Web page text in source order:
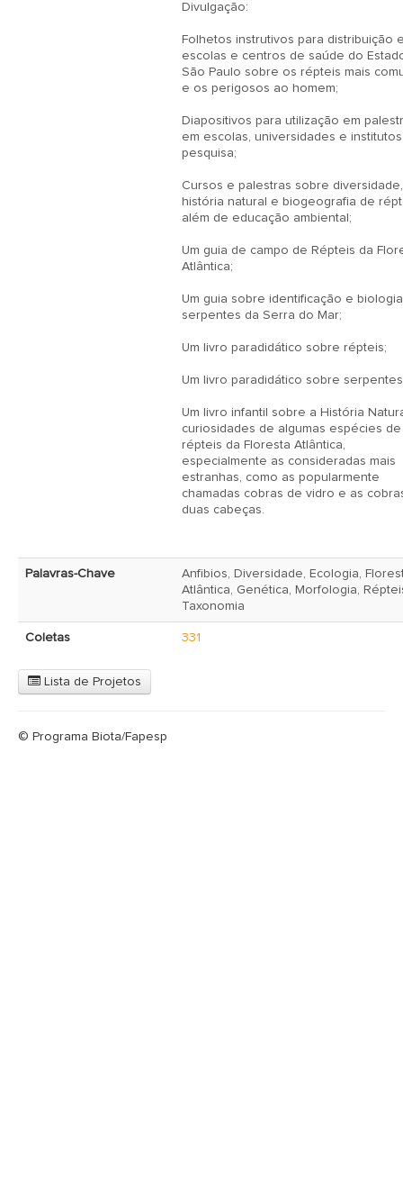
Divulgação:
Folhetos instrutivos para distribuição
escolas e centros de saúde do
São Paulo sobre os répteis mais
e os perigosos ao homem;
Diapositivos para utilização em
em escolas, universidades e
pesquisa;
Cursos e palestras sobre diversidade,
história natural e biogeografia de
além de educação ambiental;
Um guia de campo de Répteis da
Atlântica;
Um guia sobre identificação e
serpentes da Serra do Mar;
Um livro paradidático sobre répteis;
Um livro paradidático sobre
Um livro infantil sobre a História
curiosidades de algumas espécies de
répteis da Floresta Atlântica,
especialmente as consideradas mais
estranhas, como as popularmente
chamadas cobras de vidro e as
duas cabeças.
Palavras-Chave
Anfibios, Diversidade, Ecologia,
Atlântica, Genética, Morfologia,
Taxonomia
Coletas 331
Lista de Projetos
© Programa Biota/Fapesp